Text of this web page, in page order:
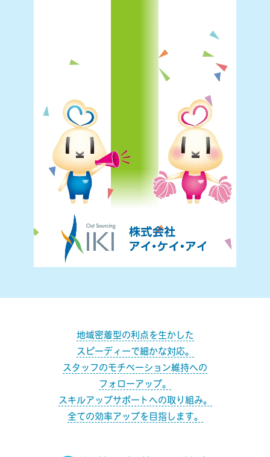
地域密着型の利点を生かした
スピーディーで細かな対応。
スタッフのモチベーション維持への
フォローアップ。
スキルアップサポートへの取り組み。
全ての効率アップを目指します。